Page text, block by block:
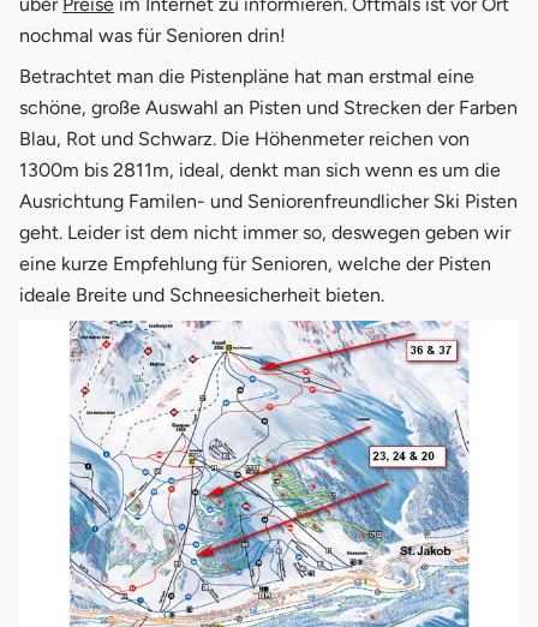
nochmal was für Senioren drin!
Betrachtet man die Pistenpläne hat man erstmal eine
schöne, große Auswahl an Pisten und Strecken der Farben
Blau, Rot und Schwarz. Die Höhenmeter reichen von
1300m bis 2811m, ideal, denkt man sich wenn es um die
Ausrichtung Familen- und Seniorenfreundlicher Ski Pisten
geht. Leider ist dem nicht immer so, deswegen geben wir
eine kurze Empfehlung für Senioren, welche der Pisten
ideale Breite und Schneesicherheit bieten.